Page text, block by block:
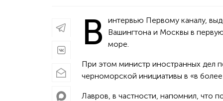
В
интервью Первому каналу,
Вашингтона и Москвы в
море.
При этом министр иностранных дел
черноморской инициативы в «в
Лавров, в частности, напомнил, что